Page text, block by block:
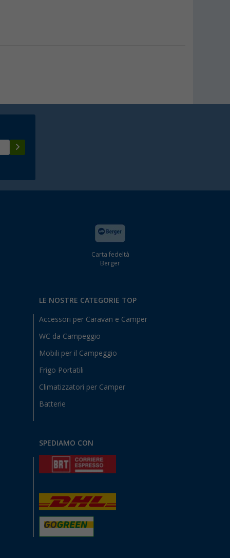
Carta fedeltà
Berger
LE NOSTRE CATEGORIE TOP
Accessori per Caravan e Camper
WC da Campeggio
Mobili per il Campeggio
Frigo Portatili
Climatizzatori per Camper
Batterie
SPEDIAMO CON